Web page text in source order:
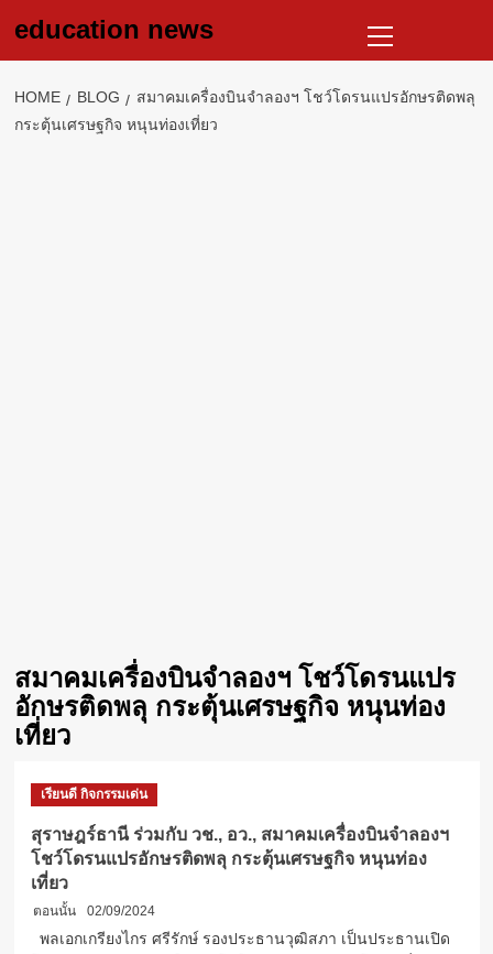
education news
Menu
HOME BLOG
สมาคมเครื่องบินจำลองฯ โชว์โดรนแปรอักษรติดพลุ
กระตุ้นเศรษฐกิจ หนุนท่องเที่ยว
สมาคมเครื่องบินจำลองฯ โชว์โดรนแปร
อักษรติดพลุ กระตุ้นเศรษฐกิจ หนุนท่อง
เที่ยว
เรียนดี กิจกรรมเด่น
สุราษฎร์ธานี ร่วมกับ วช., อว., สมาคมเครื่องบินจำลองฯ
โชว์โดรนแปรอักษรติดพลุ กระตุ้นเศรษฐกิจ หนุนท่อง
เที่ยว
ตอนนั้น
02/09/2024
พลเอกเกรียงไกร ศรีรักษ์ รองประธานวุฒิสภา เป็นประธานเปิด